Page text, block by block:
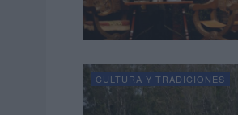
CULTURA Y TRADICIONES